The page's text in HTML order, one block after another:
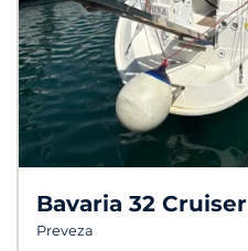
Bavaria 32 Cruiser
Preveza